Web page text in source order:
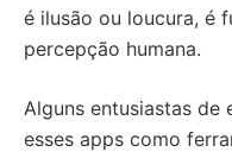
é ilusão ou loucura, é
percepção humana.
Alguns entusiastas de
esses apps como